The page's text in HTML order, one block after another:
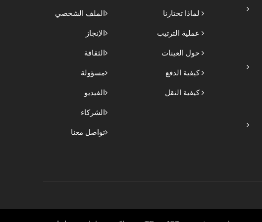
الملف الشخصي
الإنجاز
الثقافة
مسؤولة
الفيديو
الشركاء
تواصل معنا
لماذا تختارنا
عملية الترتيب
حول العينات
كيفية الدفع
كيفية النقل